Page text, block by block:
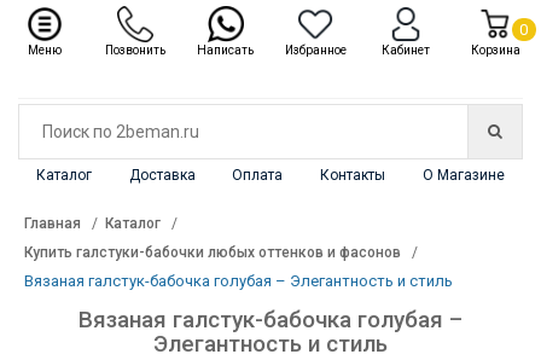
Каталог Доставка Оплата Контакты О Магазине
Каталог ✖
Главная
Каталог
Купить галстуки-бабочки любых оттенков и фасонов
Вязаная галстук-бабочка голубая – Элегантность и стиль
Вязаная галстук-бабочка голубая –
Элегантность и стиль
Меню Позвонить Написать Избранное Кабинет Корзина
0